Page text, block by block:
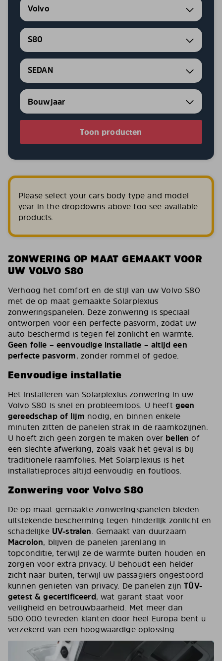
Volvo
S80
SEDAN
Toon producten
Please select your cars body type and model
year in the dropdowns above too see available
products.
ZONWERING OP MAAT GEMAAKT VOOR
UW VOLVO S80
Verhoog het comfort en de stijl van uw Volvo S80
met de op maat gemaakte Solarplexius
zonweringspanelen. Deze zonwering is speciaal
ontworpen voor een perfecte pasvorm, zodat uw
auto beschermd is tegen fel zonlicht en warmte.
Geen folie – eenvoudige installatie – altijd een
perfecte pasvorm, zonder rommel of gedoe.
Eenvoudige installatie
Het installeren van Solarplexius zonwering in uw
Volvo S80 is snel en probleemloos. U heeft geen
gereedschap of lijm nodig, en binnen enkele
minuten zitten de panelen strak in de raamkozijnen.
U hoeft zich geen zorgen te maken over bellen of
een slechte afwerking, zoals vaak het geval is bij
traditionele raamfolies. Met Solarplexius is het
installatieproces altijd eenvoudig en foutloos.
Zonwering voor Volvo S80
De op maat gemaakte zonweringspanelen bieden
uitstekende bescherming tegen hinderlijk zonlicht en
schadelijke UV-stralen. Gemaakt van duurzaam
Macrolon, blijven de panelen jarenlang in
topconditie, terwijl ze de warmte buiten houden en
zorgen voor extra privacy. U behoudt een helder
zicht naar buiten, terwijl uw passagiers ongestoord
kunnen genieten van privacy. De panelen zijnTÜV-
getest & gecertificeerd, wat garant staat voor
veiligheid en betrouwbaarheid. Met meer dan
500.000 tevreden klanten door heel Europa bent u
verzekerd van een hoogwaardige oplossing.